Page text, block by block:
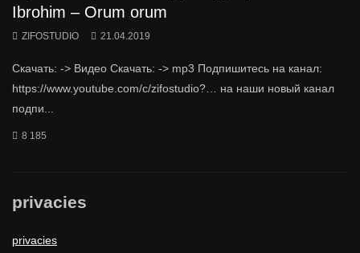
Ibrohim – Orum orum
ZIFOSTUDIO 21.04.2019
Скачать: -> Видео Скачать: -> mp3 Подпишитесь на канал:
https://www.youtube.com/c/zifostudio?… на наши новый канал
подпи...
8 185
privacies
privacies